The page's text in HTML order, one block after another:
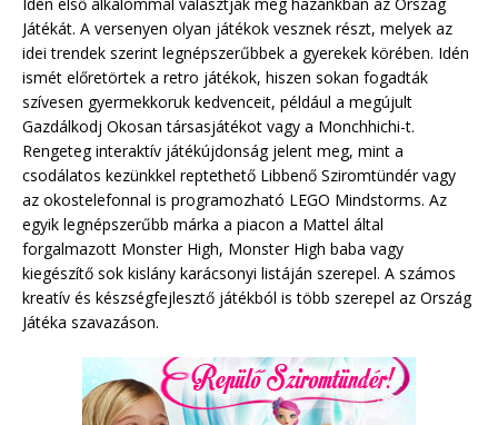
Játékát. A versenyen olyan játékok vesznek részt, melyek az
idei trendek szerint legnépszerűbbek a gyerekek körében. Idén
ismét előretörtek a retro játékok, hiszen sokan fogadták
szívesen gyermekkoruk kedvenceit, például a megújult
Gazdálkodj Okosan társasjátékot vagy a Monchhichi-t.
Rengeteg interaktív játékújdonság jelent meg, mint a
csodálatos kezünkkel reptethető Libbenő Sziromtündér vagy
az okostelefonnal is programozható LEGO Mindstorms. Az
egyik legnépszerűbb márka a piacon a Mattel által
forgalmazott Monster High, Monster High baba vagy
kiegészítő sok kislány karácsonyi listáján szerepel. A számos
kreatív és készségfejlesztő játékból is több szerepel az Ország
Játéka szavazáson.